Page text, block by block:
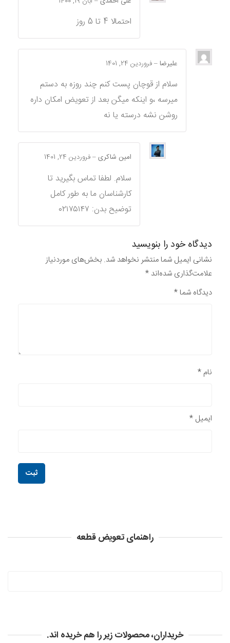
احتمالا 4 تا 5 روز
علیرضا–فروردین 24, 1401
سلام از قوچان پست کنم چند روزه به دستم
میرسه ،و اینکه میگن بعد از تعویض امکان داره
روشن نشه درسته یا نه
امین شاکری–فروردین 24, 1401
سلام. لطفا تماس بگیرید تا
کارشناسان ما به طور کامل
توضیح بدن: ۰۲۱۷۵۱۴۷
دیدگاه خود را بنویسید
نشانی ایمیل شما منتشر نخواهد شد. بخش‌های موردنیاز
علامت‌گذاری شده‌اند *
دیدگاه شما*
نام *
ایمیل *
راهنمای تعویض قطعه
خریداران، محصولات زیر را هم خریده اند.